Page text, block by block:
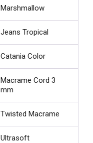
Marshmallow
Jeans Tropical
Catania Color
Macrame Cord 3
mm
Twisted Macrame
Ultrasoft